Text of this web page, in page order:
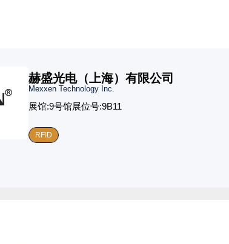
赫盛光电（上海）有限公司
Mexxen Technology Inc.
展馆:9号馆展位号:9B11
RFID